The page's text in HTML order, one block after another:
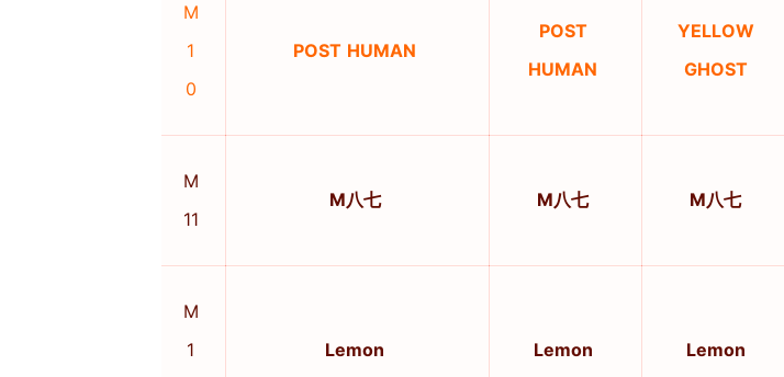
M
1
0
POST HUMAN
POST
HUMAN
YELLOW
GHOST
M
11
M八七 M八七 M八七
M
1
Lemon Lemon Lemon